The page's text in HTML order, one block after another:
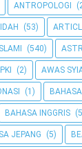
ANTROPOLOGI
(53)
(540)
(2) AWAS
(1)
BAHASA INGGRIS
JEPANG (5)